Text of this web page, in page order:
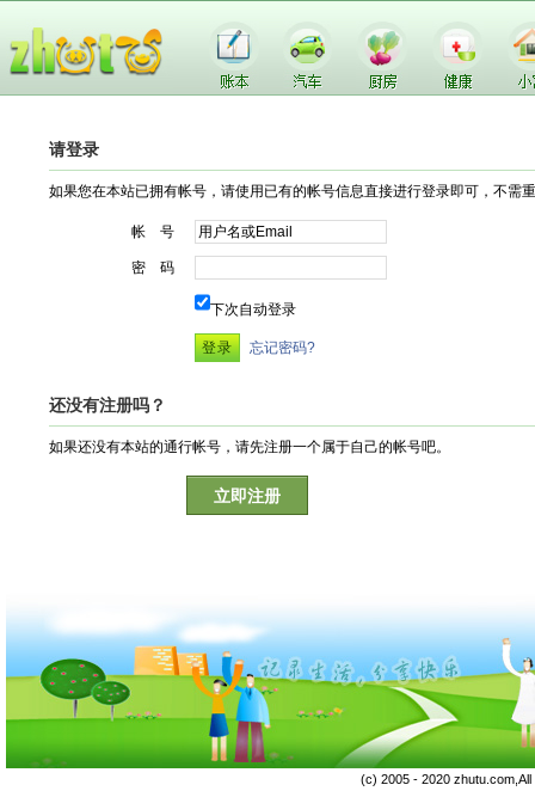
请登录
如果您在本站已拥有帐号，请使用已有的帐号信息直接进行登录即可，不需
帐 号
密 码
下次自动登录
忘记密码?
还没有注册吗？
如果还没有本站的通行帐号，请先注册一个属于自己的帐号吧。
立即注册
(c) 2005 - 2020